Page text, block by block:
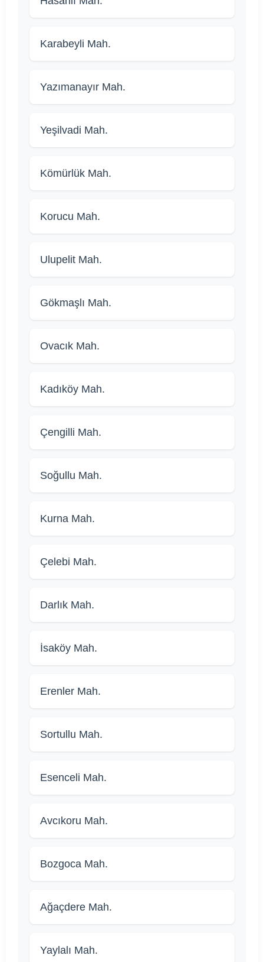
Karabeyli Mah.
Yazımanayır Mah.
Yeşilvadi Mah.
Kömürlük Mah.
Korucu Mah.
Ulupelit Mah.
Gökmaşlı Mah.
Ovacık Mah.
Kadıköy Mah.
Çengilli Mah.
Soğullu Mah.
Kurna Mah.
Çelebi Mah.
Darlık Mah.
İsaköy Mah.
Erenler Mah.
Sortullu Mah.
Esenceli Mah.
Avcıkoru Mah.
Bozgoca Mah.
Ağaçdere Mah.
Yaylalı Mah.